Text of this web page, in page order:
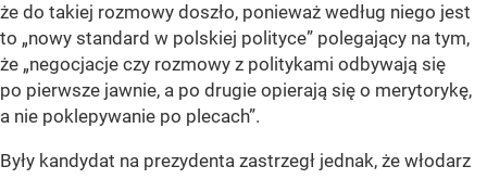
że do takiej rozmowy doszło, ponieważ według niego jest
to „nowy standard w polskiej polityce” polegający na tym,
że „negocjacje czy rozmowy z politykami odbywają się
po pierwsze jawnie, a po drugie opierają się o merytorykę,
a nie poklepywanie po plecach”.
Były kandydat na prezydenta zastrzegł jednak, że włodarz